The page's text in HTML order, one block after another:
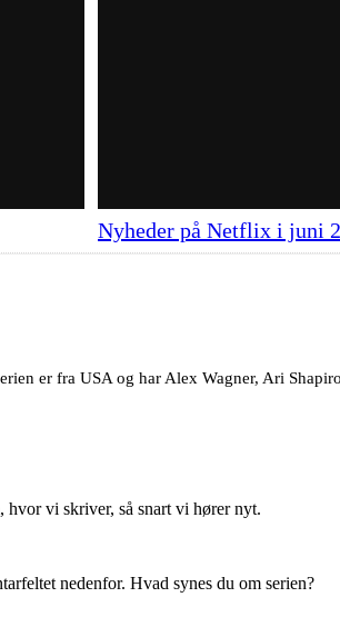
Nyheder på Netflix i juni
er fra USA og har Alex Wagner, Ari
vi skriver, så snart vi hører nyt.
nedenfor. Hvad synes du om serien?